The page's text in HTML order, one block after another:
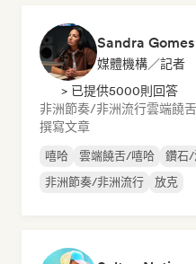
媒體機構／記者
> 已提供5000則回答
非洲節奏/非洲流行雲端饒
撰寫文章
嘻哈 雲端饒舌/嘻哈 鑽石/
非洲節奏/非洲流行
放克